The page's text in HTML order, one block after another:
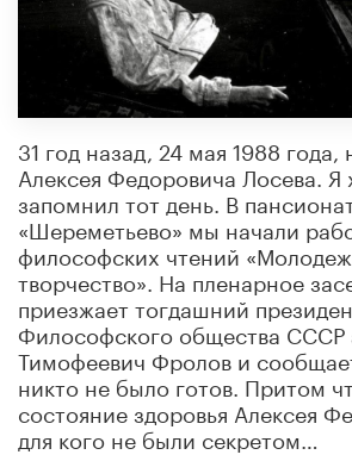
31 год назад, 24 мая 1988 года,
Алексея Федоровича Лосева.
запомнил тот день. В
«Шереметьево» мы начали
философских чтений
творчество». На пленарное
приезжает тогдашний
Философского общества СССР
Тимофеевич Фролов и
никто не было готов. Притом
состояние здоровья Алексея
для кого не были секретом…